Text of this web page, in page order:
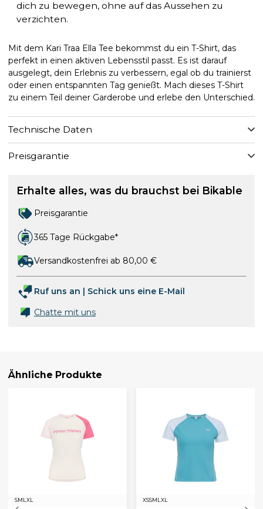
dich zu bewegen, ohne auf das Aussehen zu
verzichten.
Mit dem Kari Traa Ella Tee bekommst du ein T-Shirt, das
perfekt in einen aktiven Lebensstil passt. Es ist darauf
ausgelegt, dein Erlebnis zu verbessern, egal ob du trainierst
oder einen entspannten Tag genießt. Mach dieses T-Shirt
zu einem Teil deiner Garderobe und erlebe den Unterschied.
Technische Daten
Preisgarantie
Erhalte alles, was du brauchst bei Bikable
Preisgarantie
365 Tage Rückgabe*
Versandkostenfrei ab 80,00 €
Ruf uns an | Schick uns eine E-Mail
Chatte mit uns
Ähnliche Produkte
SML XL XSSML XL